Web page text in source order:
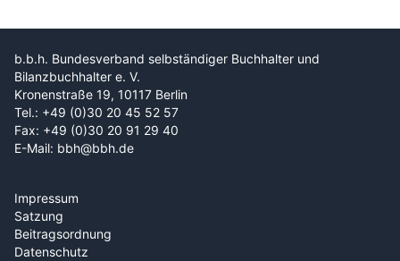
b.b.h. Bundesverband selbständiger Buchhalter und
Bilanzbuchhalter e. V.
Kronenstraße 19, 10117 Berlin
Tel.: +49 (0)30 20 45 52 57
Fax: +49 (0)30 20 91 29 40
E-Mail: bbh@bbh.de
Impressum
Satzung
Beitragsordnung
Datenschutz